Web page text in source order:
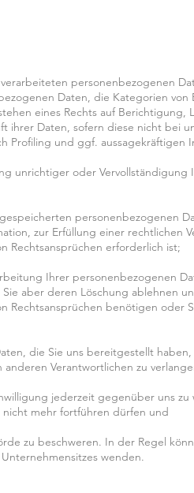
personenbezogenen
Daten, die Kategorien
eines Rechts auf
ihrer Daten, sofern diese nicht bei
Profiling und ggf. aussagekräftigen
unrichtiger oder
personenbezogenen
zur Erfüllung einer rechtlichen
Rechtsansprüchen erforderlich ist;
Ihrer personenbezogenen
aber deren Löschung ablehnen
benötigen oder
die Sie uns bereitgestellt
Verantwortlichen zu
jederzeit gegenüber uns
mehr fortführen dürfen und
zu beschweren. In der Regel
wenden.